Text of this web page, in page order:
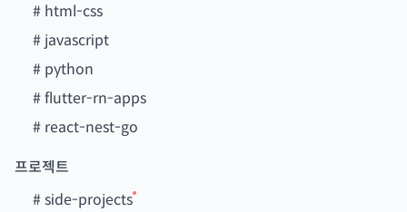
# html-css
# javascript
# python
#flutter-rn-apps
# react-nest-go
프로젝트
#side-projects